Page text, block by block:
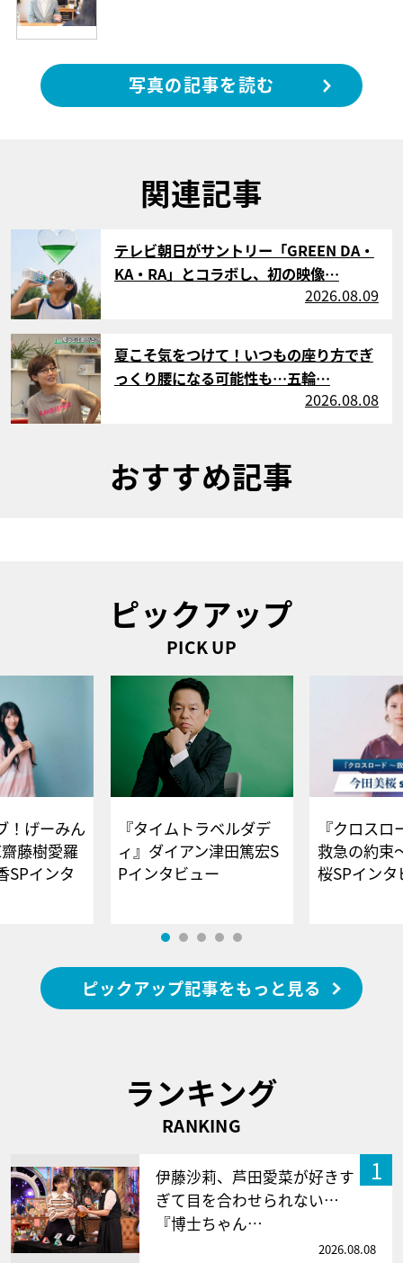
写真の記事を読む
関連記事
テレビ朝日がサントリー「GREEN DA・
KA・RA」とコラボし、初の映像…
2026.08.09
サムネイル
夏こそ気をつけて！いつもの座り方でぎ
っくり腰になる可能性も…五輪…
2026.08.08
おすすめ記事
ピックアップ
PICK UP
！げーみん
藤樹愛羅
SPインタ
『タイムトラベルダデ
ィ』ダイアン津田篤宏S
Pインタビュー
『クロス
救急の約束
桜SPイ
ピックアップ記事をもっと見る
ランキング
RANKING
1
伊藤沙莉、芦田愛菜が好きす
ぎて目を合わせられない…
『博士ちゃん…
2026.08.08